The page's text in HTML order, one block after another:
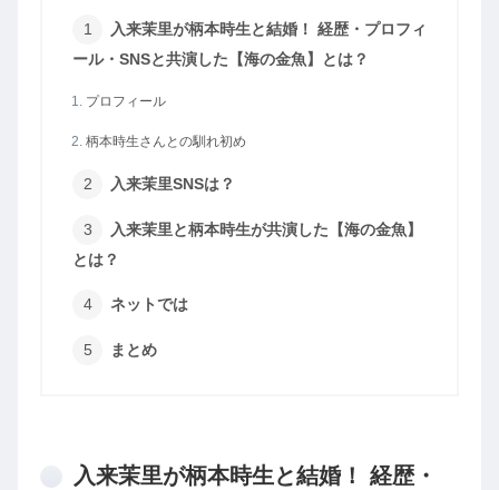
入来茉里が柄本時生と結婚！ 経歴・プロフィ
ール・SNSと共演した【海の金魚】とは？
プロフィール
柄本時生さんとの馴れ初め
入来茉里SNSは？
入来茉里と柄本時生が共演した【海の金魚】
とは？
ネットでは
まとめ
入来茉里が柄本時生と結婚！ 経歴・